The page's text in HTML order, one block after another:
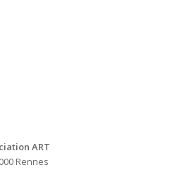
ART
Rennes